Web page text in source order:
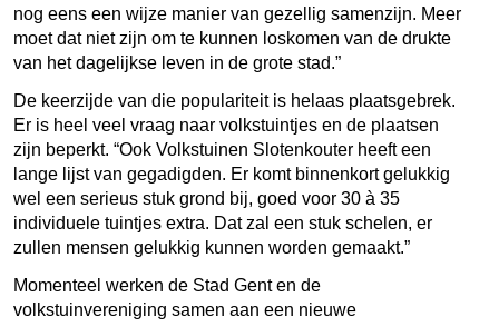
nog eens een wijze manier van gezellig samenzijn. Meer
moet dat niet zijn om te kunnen loskomen van de drukte
van het dagelijkse leven in de grote stad.”
De keerzijde van die populariteit is helaas plaatsgebrek.
Er is heel veel vraag naar volkstuintjes en de plaatsen
zijn beperkt. “Ook Volkstuinen Slotenkouter heeft een
lange lijst van gegadigden. Er komt binnenkort gelukkig
wel een serieus stuk grond bij, goed voor 30 à 35
individuele tuintjes extra. Dat zal een stuk schelen, er
zullen mensen gelukkig kunnen worden gemaakt.”
Momenteel werken de Stad Gent en de
volkstuinvereniging samen aan een nieuwe